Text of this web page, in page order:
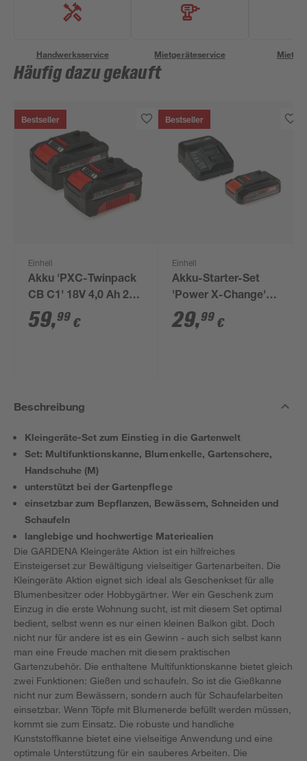
Handwerksservice Mietgeräteservice
Häufig dazu gekauft
Bestseller
Einhell
Akku 'PXC-Twinpack
CB C1' 18V 4,0 Ah 2
Stück
59,99 €
Bestseller
Einhell
Akku-Starter-Set
'Power X-Change'
Ladegerät und Akku
18 V 2,5 Ah
29,99 €
Beschreibung
Kleingeräte-Set zum Einstieg in die Gartenwelt
Set: Multifunktionskanne, Blumenkelle, Gartenschere,
Handschuhe (M)
unterstützt bei der Gartenpflege
einsetzbar zum Bepflanzen, Bewässern, Schneiden und
Schaufeln
langlebige und hochwertige Materiealien
Die GARDENA Kleingeräte Aktion ist ein hilfreiches
Einsteigerset zur Bewältigung vielseitiger Gartenarbeiten. Die
Kleingeräte Aktion eignet sich ideal als Geschenkset für alle
Blumenbesitzer oder Hobbygärtner. Wer ein Geschenk zum
Einzug in die erste Wohnung sucht, ist mit diesem Set optimal
bedient, selbst wenn es nur einen kleinen Balkon gibt. Doch
nicht nur für andere ist es ein Gewinn - auch sich selbst kann
man eine Freude machen mit diesem praktischen
Gartenzubehör. Die enthaltene Multifunktionskanne bietet gleich
zwei Funktionen: Gießen und schaufeln. So ist die Gießkanne
nicht nur zum Bewässern, sondern auch für Schaufelarbeiten
einsetzbar. Wenn Töpfe mit Blumenerde befüllt werden müssen,
kommt sie zum Einsatz. Die robuste und handliche
Kunststoffkanne bietet eine vielseitige Anwendung und eine
optimale Unterstützung für ein sauberes Arbeiten. Die